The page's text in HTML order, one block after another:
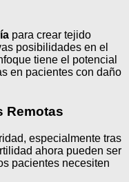
para crear tejido
posibilidades en el
tiene el potencial
en pacientes con daño
Remotas
especialmente tras
ahora pueden ser
pacientes necesiten